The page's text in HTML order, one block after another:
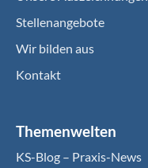
Stellenangebote
Wir bilden aus
Kontakt
Themenwelten
KS-Blog – Praxis-News